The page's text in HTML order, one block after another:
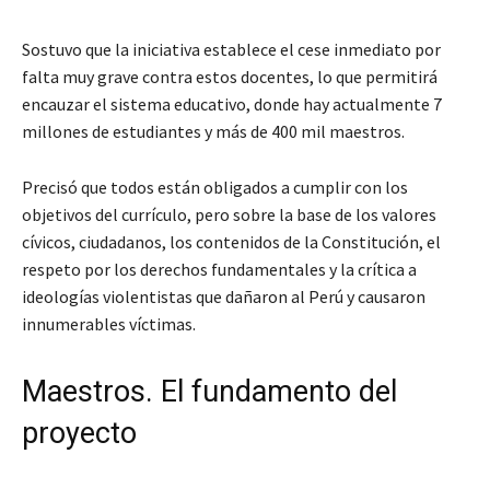
Sostuvo que la iniciativa establece el cese inmediato por
falta muy grave contra estos docentes, lo que permitirá
encauzar el sistema educativo, donde hay actualmente 7
millones de estudiantes y más de 400 mil maestros.
Precisó que todos están obligados a cumplir con los
objetivos del currículo, pero sobre la base de los valores
cívicos, ciudadanos, los contenidos de la Constitución, el
respeto por los derechos fundamentales y la crítica a
ideologías violentistas que dañaron al Perú y causaron
innumerables víctimas.
Maestros. El fundamento del
proyecto